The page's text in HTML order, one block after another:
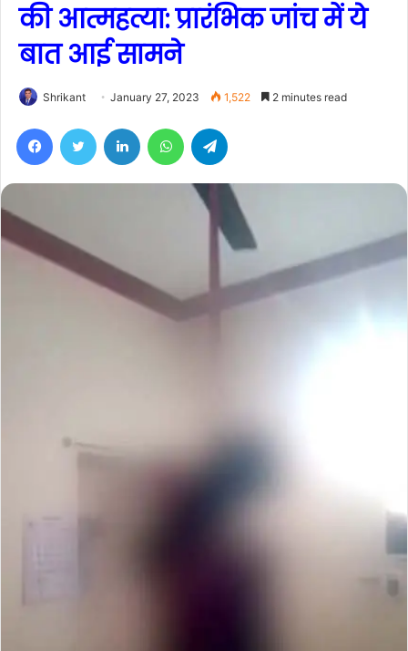
की आत्महत्या: प्रारंभिक जांच में ये
बात आई सामने
Shrikant January 27, 2023 1,522 2 minutes read